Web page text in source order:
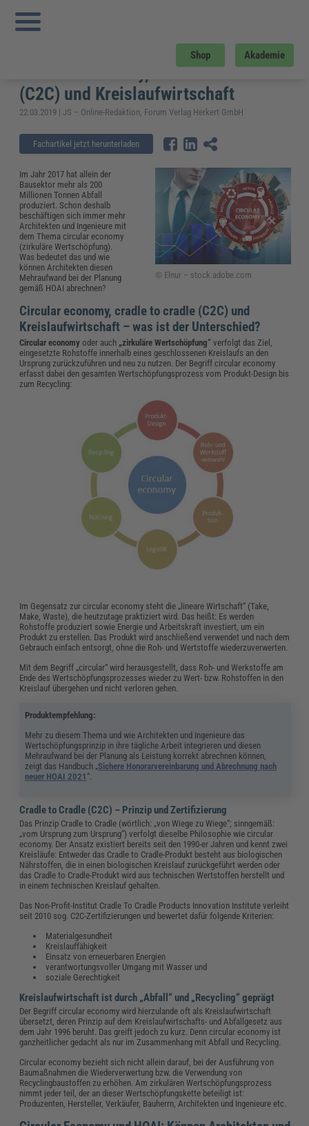
Shop Akademie
Sie sind hier:
Nachhaltiges Bauen und HOAI: Circular economy, cradle to cradle (C2C) und
Kreislaufwirtschaft
Nachhaltiges Bauen und HOAI:
Circular economy, cradle to cradle
(C2C) und Kreislaufwirtschaft
22.03.2019 | JS – Online-Redaktion, Forum Verlag Herkert GmbH
Fachartikel jetzt herunterladen
© Elnur – stock.adobe.com
Im Jahr 2017 hat allein der
Bausektor mehr als 200
Millionen Tonnen Abfall
produziert. Schon deshalb
beschäftigen sich immer mehr
Architekten und Ingenieure mit
dem Thema circular economy
(zirkuläre Wertschöpfung).
Was bedeutet das und wie
können Architekten diesen
Mehraufwand bei der Planung
gemäß HOAI abrechnen?
Circular economy, cradle to cradle (C2C) und
Kreislaufwirtschaft – was ist der Unterschied?
Circular economy oder auch „zirkuläre Wertschöpfung“ verfolgt das Ziel,
eingesetzte Rohstoffe innerhalb eines geschlossenen Kreislaufs an den
Ursprung zurückzuführen und neu zu nutzen. Der Begriff circular economy
erfasst dabei den gesamten Wertschöpfungsprozess vom Produkt-Design bis
zum Recycling:
Im Gegensatz zur circular economy steht die „lineare Wirtschaft“ (Take,
Make, Waste), die heutzutage praktiziert wird. Das heißt: Es werden
Rohstoffe produziert sowie Energie und Arbeitskraft investiert, um ein
Produkt zu erstellen. Das Produkt wird anschließend verwendet und nach dem
Gebrauch einfach entsorgt, ohne die Roh- und Wertstoffe wiederzuverwerten.
Mit dem Begriff „circular“ wird herausgestellt, dass Roh- und Werkstoffe am
Ende des Wertschöpfungsprozesses wieder zu Wert- bzw. Rohstoffen in den
Kreislauf übergehen und nicht verloren gehen.
Produktempfehlung:
Mehr zu diesem Thema und wie Architekten und Ingenieure das
Wertschöpfungsprinzip in ihre tägliche Arbeit integrieren und diesen
Mehraufwand bei der Planung als Leistung korrekt abrechnen können,
zeigt das Handbuch „Sichere Honorarvereinbarung und Abrechnung nach
neuer HOAI 2021 “.
Cradle to Cradle (C2C) – Prinzip und Zertifizierung
Das Prinzip Cradle to Cradle (wörtlich: „von Wiege zu Wiege“; sinngemäß:
„vom Ursprung zum Ursprung“) verfolgt dieselbe Philosophie wie circular
economy. Der Ansatz existiert bereits seit den 1990-er Jahren und kennt zwei
Kreisläufe: Entweder das Cradle to Cradle-Produkt besteht aus biologischen
Nährstoffen, die in einen biologischen Kreislauf zurückgeführt werden oder
das Cradle to Cradle-Produkt wird aus technischen Wertstoffen herstellt und
in einem technischen Kreislauf gehalten.
Das Non-Profit-Institut Cradle To Cradle Products Innovation Institute verleiht
seit 2010 sog. C2C-Zertifizierungen und bewertet dafür folgende Kriterien:
Materialgesundheit
Kreislauffähigkeit
Einsatz von erneuerbaren Energien
verantwortungsvoller Umgang mit Wasser und
soziale Gerechtigkeit
Kreislaufwirtschaft ist durch „Abfall“ und „Recycling“ geprägt
Der Begriff circular economy wird hierzulande oft als Kreislaufwirtschaft
übersetzt, deren Prinzip auf dem Kreislaufwirtschafts- und Abfallgesetz aus
dem Jahr 1996 beruht. Das greift jedoch zu kurz. Denn circular economy ist
ganzheitlicher gedacht als nur im Zusammenhang mit Abfall und Recycling.
Circular economy bezieht sich nicht allein darauf, bei der Ausführung von
Baumaßnahmen die Wiederverwertung bzw. die Verwendung von
Recyclingbaustoffen zu erhöhen. Am zirkulären Wertschöpfungsprozess
nimmt jeder teil, der an dieser Wertschöpfungskette beteiligt ist:
Produzenten, Hersteller, Verkäufer, Bauherrn, Architekten und Ingenieure etc.